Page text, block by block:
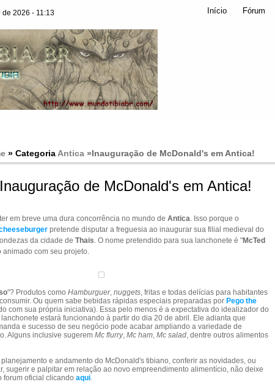
de 2026 - 11:13 Início Fórum
» Categoria Antica »Inauguração de McDonald's em Antica!
Inauguração de McDonald's em Antica!
em breve uma dura concorrência no mundo de Antica. Isso porque o
pretende disputar a freguesia ao inaugurar sua filial medieval do
da cidade de Thais. O nome pretendido para sua lanchonete é "McTed
animado com seu projeto.
"? Produtos como Hamburguer, nuggets, fritas e todas delícias para habitantes
Ou quem sabe bebidas rápidas especiais preparadas por Pego the
com sua própria iniciativa). Essa pelo menos é a expectativa do idealizador do
estará funcionando à partir do dia 20 de abril. Ele adianta que
e sucesso de seu negócio pode acabar ampliando a variedade de
Alguns inclusive sugerem Mc flurry, Mc ham, Mc salad, dentre outros alimentos
e andamento do McDonald's tibiano, conferir as novidades, ou
sugerir e palpitar em relação ao novo empreendimento alimentício, não deixe
forum oficial clicando aqui.